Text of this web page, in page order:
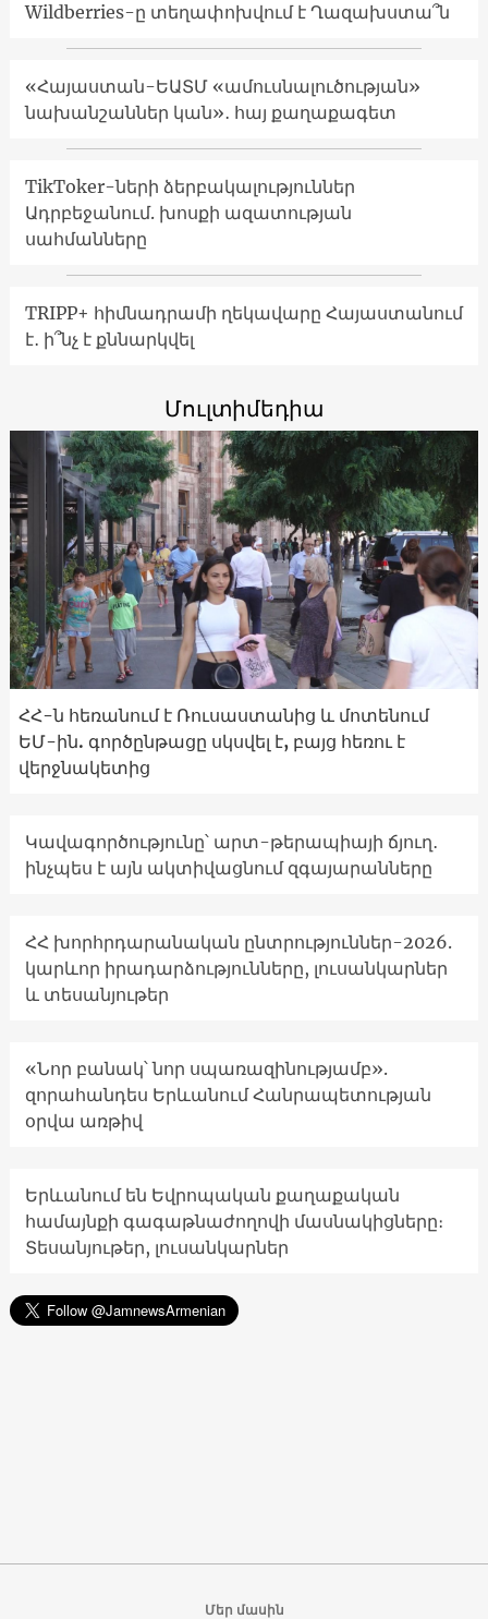
Wildberries-ը տեղափոխվում է Ղազախստա՞ն
«Հայաստան-ԵԱՏՄ «ամուսնալուծության»
նախանշաններ կան»․ հայ քաղաքագետ
TikToker-ների ձերբակալություններ
Ադրբեջանում. խոսքի ազատության
սահմանները
TRIPP+ հիմնադրամի ղեկավարը Հայաստանում
է․ ի՞նչ է քննարկվել
Մուլտիմեդիա
ՀՀ-ն հեռանում է Ռուսաստանից և մոտենում
ԵՄ-ին. գործընթացը սկսվել է, բայց հեռու է
վերջնակետից
Կավագործությունը՝ արտ-թերապիայի ճյուղ․
ինչպես է այն ակտիվացնում զգայարանները
ՀՀ խորհրդարանական ընտրություններ-2026.
կարևոր իրադարձությունները, լուսանկարներ
և տեսանյութեր
«Նոր բանակ՝ նոր սպառազինությամբ».
զորահանդես Երևանում Հանրապետության
օրվա առթիվ
Երևանում են Եվրոպական քաղաքական
համայնքի գագաթնաժողովի մասնակիցները։
Տեսանյութեր, լուսանկարներ
Մեր մասին